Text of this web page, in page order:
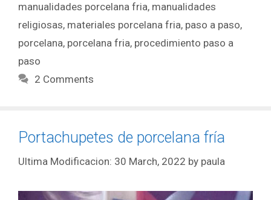
manualidades porcelana fria, manualidades
religiosas, materiales porcelana fria, paso a paso,
porcelana, porcelana fria, procedimiento paso a
paso
2 Comments
Portachupetes de porcelana fría
30 March, 2022 by paula